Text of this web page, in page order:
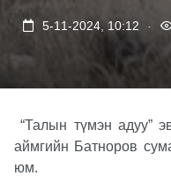
5-11-2024, 10:12
“Талын түмэн адуу”
аймгийн Батноров
юм.